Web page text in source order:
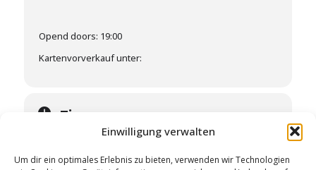
Einwilligung verwalten
Um dir ein optimales Erlebnis zu bieten, verwenden wir Technologien
Opend doors: 19:00
Kartenvorverkauf unter:
Time
20:00-00:30